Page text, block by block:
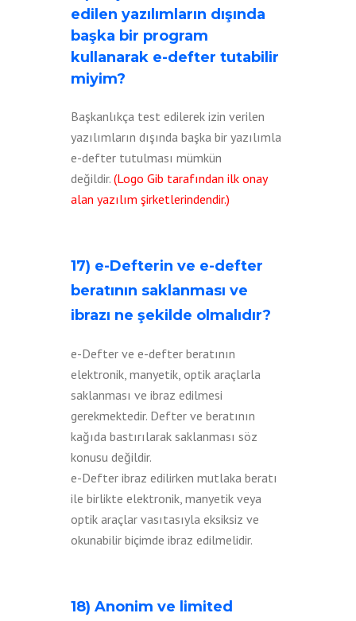
edilen yazılımların dışında
başka bir program
kullanarak e-defter tutabilir
miyim?
Başkanlıkça test edilerek izin verilen
yazılımların dışında başka bir yazılımla
e-defter tutulması mümkün
değildir. (Logo Gib tarafından ilk onay
alan yazılım şirketlerindendir.)
17) e-Defterin ve e-defter
beratının saklanması ve
ibrazı ne şekilde olmalıdır?
e-Defter ve e-defter beratının
elektronik, manyetik, optik araçlarla
saklanması ve ibraz edilmesi
gerekmektedir. Defter ve beratının
kağıda bastırılarak saklanması söz
konusu değildir.
e-Defter ibraz edilirken mutlaka beratı
ile birlikte elektronik, manyetik veya
optik araçlar vasıtasıyla eksiksiz ve
okunabilir biçimde ibraz edilmelidir.
18) Anonim ve limited